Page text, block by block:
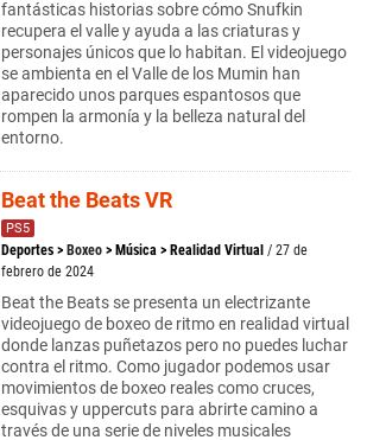
fantásticas historias sobre cómo Snufkin
recupera el valle y ayuda a las criaturas y
personajes únicos que lo habitan. El videojuego
se ambienta en el Valle de los Mumin han
aparecido unos parques espantosos que
rompen la armonía y la belleza natural del
entorno.
Beat the Beats VR
PS5
Deportes > Boxeo > Música > Realidad Virtual / 27 de
febrero de 2024
Beat the Beats se presenta un electrizante
videojuego de boxeo de ritmo en realidad virtual
donde lanzas puñetazos pero no puedes luchar
contra el ritmo. Como jugador podemos usar
movimientos de boxeo reales como cruces,
esquivas y uppercuts para abrirte camino a
través de una serie de niveles musicales